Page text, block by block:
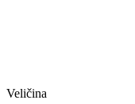
Veličina